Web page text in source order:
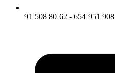
91 508 80 62 - 654 951 908